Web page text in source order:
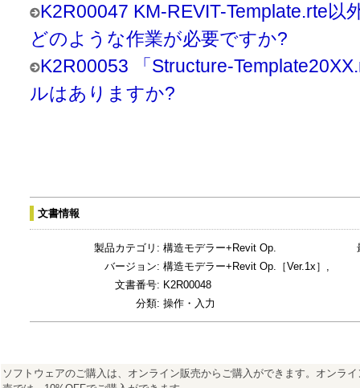
K2R00047 KM-REVIT-Template.rte
どのような作業が必要ですか?
K2R00053 「Structure-
ルはありますか?
文書情報
製品カテゴリ: 構造モデラー+Revit Op.
バージョン: 構造モデラー+Revit Op.［Ver.1x］,
文書番号: K2R00048
分類: 操作・入力
ソフトウェアのご購入は、オンライン販売からご購入ができます。オンライ